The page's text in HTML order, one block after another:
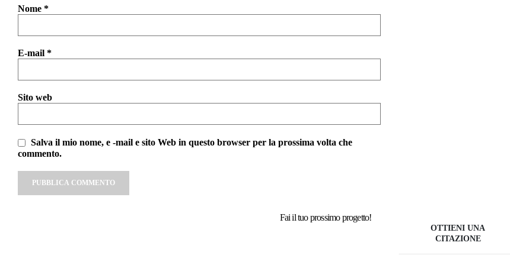
Nome *
E-mail *
Sito web
Salva il mio nome, e -mail e sito Web in questo browser per la prossima volta che
commento.
Fai il tuo prossimo progetto!
OTTIENI UNA
CITAZIONE